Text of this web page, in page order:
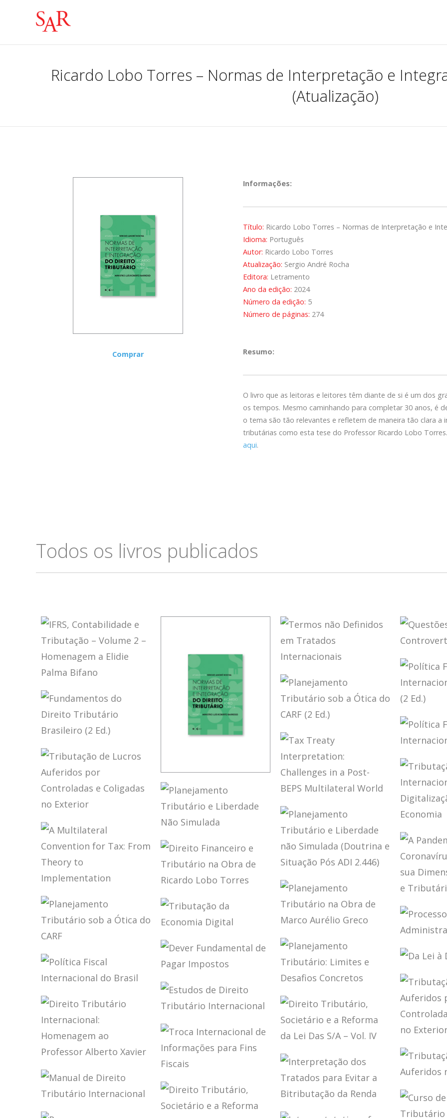
Ricardo Lobo Torres – Normas de Interpretação e
(Atualização)
Comprar
Informações:
Título: Ricardo Lobo Torres – Normas de Interpretação e
Idioma: Português
Autor: Ricardo Lobo Torres
Atualização: Sergio André Rocha
Editora: Letramento
Ano da edição: 2024
Número da edição: 5
Número de páginas: 274
Resumo:
O livro que as leitoras e leitores têm diante de si é um dos
os tempos. Mesmo caminhando para completar 30 anos, é
o tema são tão relevantes e refletem de maneira tão clara
tributárias como esta tese do Professor Ricardo Lobo
aqui.
Todos os livros publicados
IFRS,
CONTABILIDADE
E TRIBUTAÇÃO –
VOLUME 2 –
HOMENAGEM A
BIFANO
RICARDO LOBO
TORRES –
NORMAS DE
INTERPRETAÇÃO
E INTEGRAÇÃO
TRIBUTÁRIO
(ATUALIZAÇÃO)
TERMOS NÃO
DEFINIDOS EM
TRATADOS
INTERNACIONAIS
NO
PLANEJAMENTO
TRIBUTÁRIO SOB
A ÓTICA DO CARF
(2 ED.)
FUNDAMENTOS
DO DIREITO
TRIBUTÁRIO
BRASILEIRO (2
ED.)
TAX TREATY
INTERPRETATION:
CHALLENGES IN
A POST-BEPS
MULTILATERAL
WORLD
TRIBUTAÇÃO DE
LUCROS
AUFERIDOS POR
CONTROLADAS E
COLIGADAS NO
EXTERIOR
E
DA
PLANEJAMENTO
TRIBUTÁRIO E
LIBERDADE NÃO
SIMULADA
PLANEJAMENTO
TRIBUTÁRIO E
LIBERDADE NÃO
SIMULADA
(DOUTRINA E
ADI 2.446)
A MULTILATERAL
CONVENTION
FOR TAX: FROM
THEORY TO
IMPLEMENTATION
A
NO
DIREITO
FINANCEIRO E
TRIBUTÁRIO NA
RICARDO LOBO
TORRES
PLANEJAMENTO
TRIBUTÁRIO NA
OBRA DE MARCO
AURÉLIO GRECO
PLANEJAMENTO
TRIBUTÁRIO SOB
A ÓTICA DO CARF
TRIBUTAÇÃO DA
ECONOMIA
DIGITAL
PLANEJAMENTO
TRIBUTÁRIO:
LIMITES E
DESAFIOS
CONCRETOS
DEVER
FUNDAMENTAL
DE PAGAR
DA LEI
POLÍTICA FISCAL
INTERNACIONAL
DO BRASIL
ESTUDOS DE
DIREITO
TRIBUTÁRIO
INTERNACIONAL
DIREITO
TRIBUTÁRIO
INTERNACIONAL:
PROFESSOR
DIREITO
TRIBUTÁRIO,
SOCIETÁRIO E A
REFORMA DA LEI
DAS S/A – VOL. IV
TROCA
INTERNACIONAL
DE